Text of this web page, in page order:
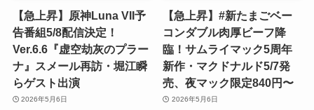
【急上昇】原神Luna VII予
告番組5/8配信決定！
Ver.6.6『虚空劫灰のプラー
ナ』スメール再訪・堀江瞬
らゲスト出演
2026年5月6日
【急上昇】#新たまごベー
コンダブル肉厚ビーフ降
臨！サムライマック5周年
新作・マクドナルド5/7発
売、夜マック限定840円〜
2026年5月6日